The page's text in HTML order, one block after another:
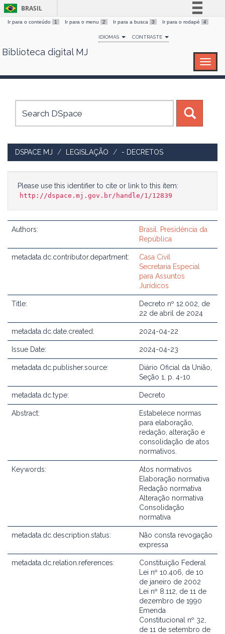
Skip
BRASIL
Simplifique!
Comunica BR
Canais
Ir para o conteúdo 1 Ir para o menu 2 Ir para a busca 3 Ir para o rodapé 4
IDIOMAS CONTRASTE
Biblioteca digital MJ
DSPACE MJ LEGISLAÇÃO - DECRETOS
Please use this identifier to cite or link to this item:
http://dspace.mj.gov.br/handle/1/12839
Authors:
Brasil. Presidência da
República
metadata.dc.contributor.department:
Casa Civil
Secretaria Especial
para Assuntos
Jurídicos
Title:
Decreto nº 12.002, de
22 de abril de 2024
metadata.dc.date.created: 2024-04-22
Issue Date: 2024-04-23
metadata.dc.publisher.source:
Diário Oficial da União,
Seção 1, p. 4-10
metadata.dc.type: Decreto
Abstract:
Estabelece normas
para elaboração,
redação, alteração e
consolidação de atos
normativos.
Keywords:
Atos normativos
Elaboração normativa
Redação normativa
Alteração normativa
Consolidação
normativa
metadata.dc.description.status:
Não consta revogação
expressa
metadata.dc.relation.references:
Constituição Federal
Lei nº 10.406, de 10
de janeiro de 2002
Lei nº 8.112, de 11 de
dezembro de 1990
Emenda
Constitucional nº 32,
de 11 de setembro de